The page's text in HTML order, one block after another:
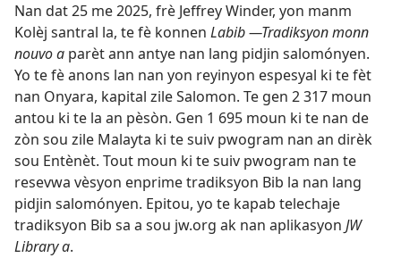
Nan dat 25 me 2025, frè Jeffrey Winder, yon manm
Kolèj santral la, te fè konnen Labib —Tradiksyon monn
nouvo a parèt ann antye nan lang pidjin salomónyen.
Yo te fè anons lan nan yon reyinyon espesyal ki te fèt
nan Onyara, kapital zile Salomon. Te gen 2 317 moun
antou ki te la an pèsòn. Gen 1 695 moun ki te nan de
zòn sou zile Malayta ki te suiv pwogram nan an dirèk
sou Entènèt. Tout moun ki te suiv pwogram nan te
resevwa vèsyon enprime tradiksyon Bib la nan lang
pidjin salomónyen. Epitou, yo te kapab telechaje
tradiksyon Bib sa a sou jw.org ak nan aplikasyon JW
Library a.